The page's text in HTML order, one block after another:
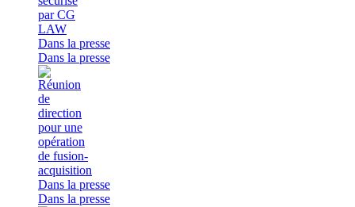
Dans la presse
Dans la presse
Dans la presse
Dans la presse